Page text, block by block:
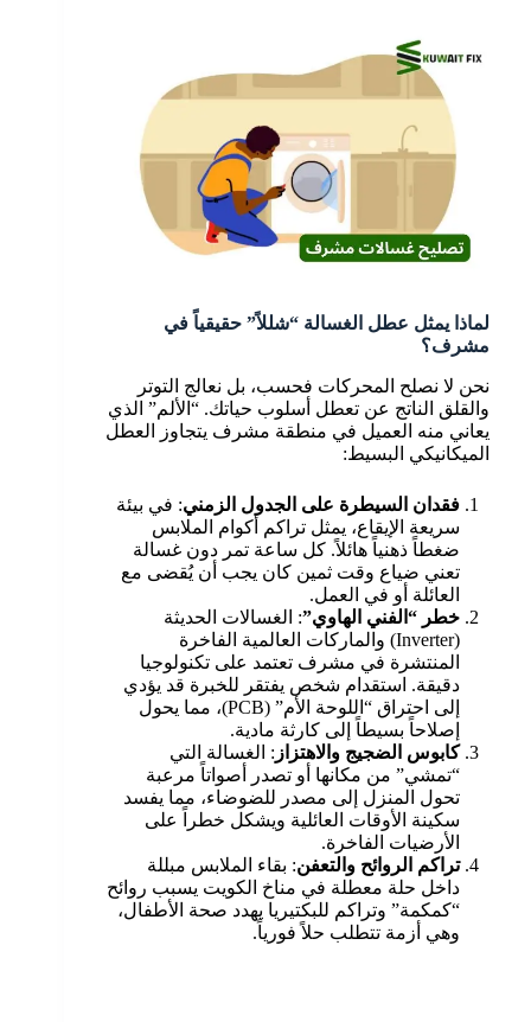
لماذا يمثل عطل الغسالة “شللاً” حقيقياً في
مشرف؟
نحن لا نصلح المحركات فحسب، بل نعالج التوتر
والقلق الناتج عن تعطل أسلوب حياتك. “الألم” الذي
يعاني منه العميل في منطقة مشرف يتجاوز العطل
الميكانيكي البسيط:
فقدان السيطرة على الجدول الزمني: في بيئة
سريعة الإيقاع، يمثل تراكم أكوام الملابس
ضغطاً ذهنياً هائلاً. كل ساعة تمر دون غسالة
تعني ضياع وقت ثمين كان يجب أن يُقضى مع
العائلة أو في العمل.
خطر “الفني الهاوي”: الغسالات الحديثة
(Inverter) والماركات العالمية الفاخرة
المنتشرة في مشرف تعتمد على تكنولوجيا
دقيقة. استقدام شخص يفتقر للخبرة قد يؤدي
إلى احتراق “اللوحة الأم” (PCB)، مما يحول
إصلاحاً بسيطاً إلى كارثة مادية.
كابوس الضجيج والاهتزاز : الغسالة التي
“تمشي” من مكانها أو تصدر أصواتاً مرعبة
تحول المنزل إلى مصدر للضوضاء، مما يفسد
سكينة الأوقات العائلية ويشكل خطراً على
الأرضيات الفاخرة.
تراكم الروائح والتعفن: بقاء الملابس مبللة
داخل حلة معطلة في مناخ الكويت يسبب روائح
“كمكمة” وتراكم للبكتيريا يهدد صحة الأطفال،
وهي أزمة تتطلب حلاً فورياً.